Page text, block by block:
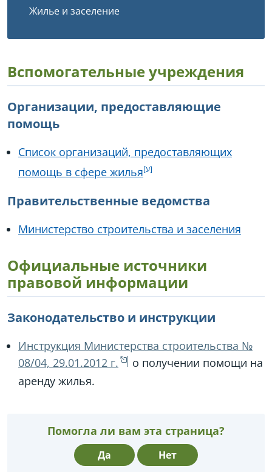
Жилье и заселение
Вспомогательные учреждения
Организации, предоставляющие
помощь
Список организаций, предоставляющих
помощь в сфере жилья
Правительственные ведомства
Министерство строительства и заселения
Официальные источники
правовой информации
Законодательство и инструкции
Инструкция Министерства строительства №
08/04, 29.01.2012 г.
о получении помощи на
аренду жилья.
Помогла ли вам эта страница?
Да Нет